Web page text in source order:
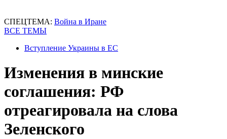
СПЕЦТЕМА: Война в Иране
ВСЕ ТЕМЫ
Вступление Украины в ЕС
Изменения в минские
соглашения: РФ
отреагировала на слова
Зеленского